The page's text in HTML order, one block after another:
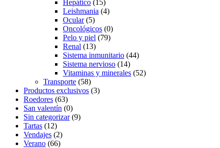
Hepático (15)
Leishmania (4)
Ocular (5)
Oncológicos (0)
Pelo y piel (79)
Renal (13)
Sistema inmunitario (44)
Sistema nervioso (14)
Vitaminas y minerales (52)
Transporte (58)
Productos exclusivos (3)
Roedores (63)
San valentín (0)
Sin categorizar (9)
Tartas (12)
Vendajes (2)
Verano (66)